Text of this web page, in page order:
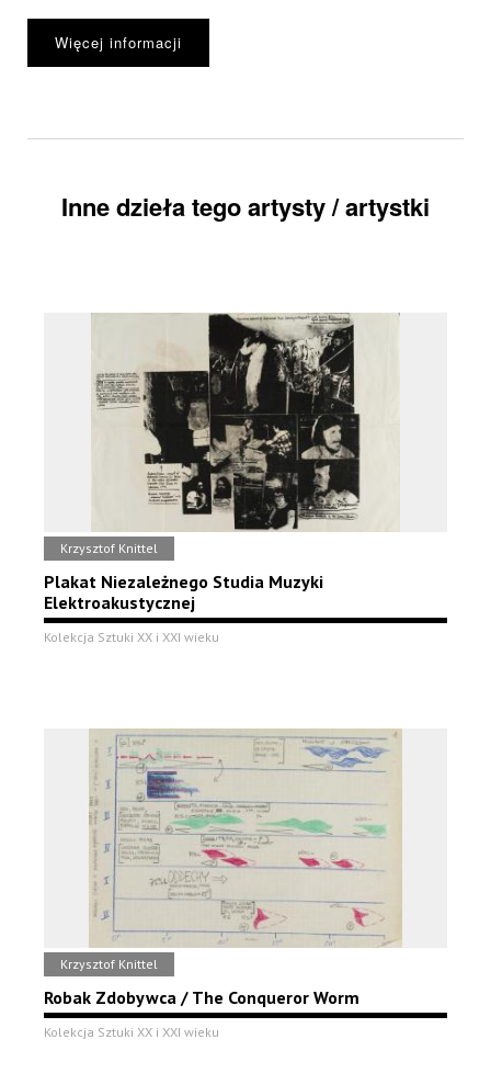
Więcej informacji
Inne dzieła tego artysty / artystki
Krzysztof Knittel
Plakat Niezależnego Studia Muzyki
Elektroakustycznej
Kolekcja Sztuki XX i XXI wieku
Krzysztof Knittel
Robak Zdobywca / The Conqueror Worm
Kolekcja Sztuki XX i XXI wieku